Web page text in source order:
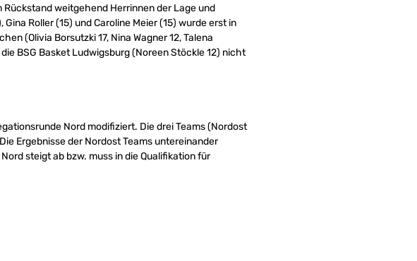
weitgehend Herrinnen der Lage und
Roller (15) und Caroline Meier (15) wurde erst in
(Olivia Borsutzki 17, Nina Wagner 12, Talena
BSG Basket Ludwigsburg (Noreen Stöckle 12) nicht
Nord modifiziert. Die drei Teams (Nordost
Ergebnisse der Nordost Teams untereinander
steigt ab bzw. muss in die Qualifikation für